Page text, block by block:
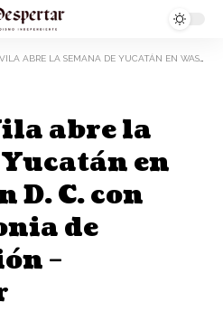
DE YUCATÁN EN WASHINGTON D. C. CON UNA CEREMONIA DE INAUGURACIÓN – ELDESPERTAR
abre la
en
D. C. con
de
–